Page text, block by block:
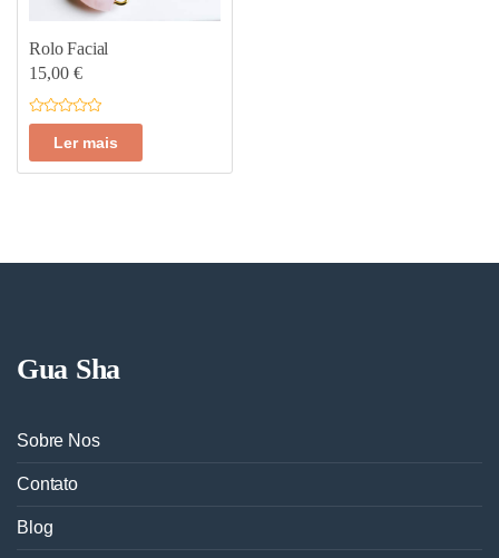
Rolo Facial
A
l
i
15,00 €
Ler mais
Gua Sha
Sobre Nos
Contato
Blog